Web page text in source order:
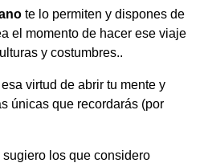
te lo permiten y dispones de
el momento de hacer ese viaje
y costumbres..
virtud de abrir tu mente y
únicas que recordarás (por
los que considero